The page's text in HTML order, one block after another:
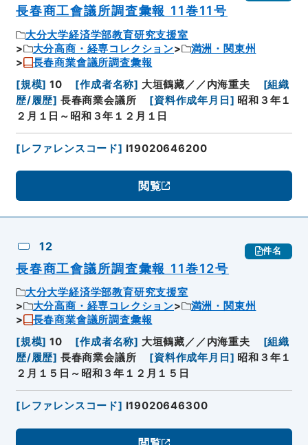
長春商工會議所調査彙報 11巻11号
大分大学経済学部教育研究支援室
大分高商・経専コレクション
満洲・関東州
長春商業會議所調査彙報
[規模] 10 [作成者名称] 大垣鶴藏／／内海重夫 [組織
歴/履歴] 長春商業会議所 [資料作成年月日 ] 昭和３年１
２月１日～昭和３年１２月１日
[レファレンスコード] I19020646200
閲覧
12 件名
長春商工會議所調査彙報 11巻12号
大分大学経済学部教育研究支援室
大分高商・経専コレクション
満洲・関東州
長春商業會議所調査彙報
[規模] 10 [作成者名称] 大垣鶴藏／／内海重夫 [組織
歴/履歴] 長春商業会議所 [資料作成年月日 ] 昭和３年１
２月１５日～昭和３年１２月１５日
[レファレンスコード] I19020646300